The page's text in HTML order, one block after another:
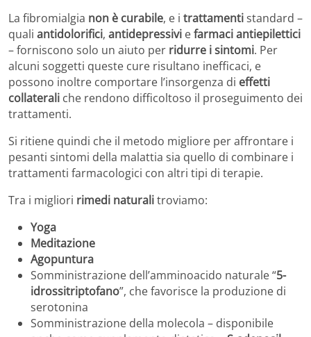
La fibromialgia non è curabile, e i trattamentistandard –
quali antidolorifici, antidepressivi efarmaci antiepilettici
– forniscono solo un aiuto per ridurre i sintomi. Per
alcuni soggetti queste cure risultano inefficaci, e
possono inoltre comportare l’insorgenza di effetti
collaterali che rendono difficoltoso il proseguimento dei
trattamenti.
Si ritiene quindi che il metodo migliore per affrontare i
pesanti sintomi della malattia sia quello di combinare i
trattamenti farmacologici con altri tipi di terapie.
Tra i migliori rimedi naturalitroviamo:
Yoga
Meditazione
Agopuntura
Somministrazione dell’amminoacido naturale “5-
idrossitriptofano”, che favorisce la produzione di
serotonina
Somministrazione della molecola – disponibile